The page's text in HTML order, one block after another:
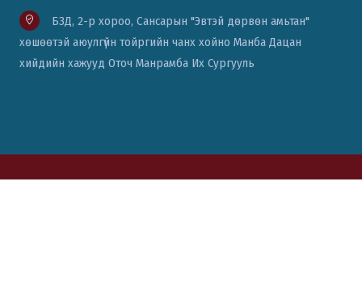
БЗД, 2-р хороо, Сансарын "Эвтэй дөрвөн амьтан"
хөшөөтэй аюулгүйн тойргийн чанх хойно Манба Дацан
хийдийн хажууд Оточ Манрамба Их Сургууль